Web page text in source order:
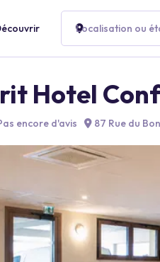
Localisation ou
Hotel
encore d'avis 87 Rue du